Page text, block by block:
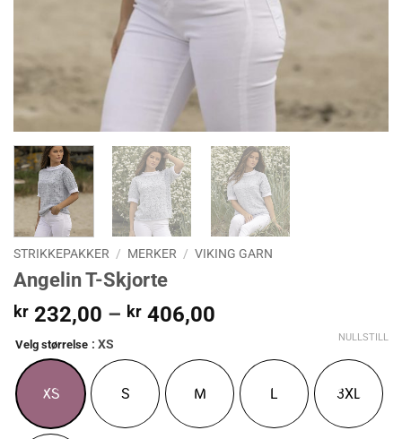
STRIKKEPAKKER / MERKER / VIKING GARN
Angelin T-Skjorte
kr 232,00 – kr 406,00
kr 406,00
Velg størrelse : XS
XS S M L 3XL
NULLSTILL